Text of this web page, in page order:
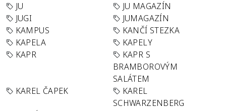
JU
JU MAGAZÍN
JUGI
JUMAGAZÍN
KAMPUS
KANČÍ STEZKA
KAPELA
KAPELY
KAPR
KAPR S
BRAMBOROVÝM
SALÁTEM
KAREL ČAPEK
KAREL
SCHWARZENBERG